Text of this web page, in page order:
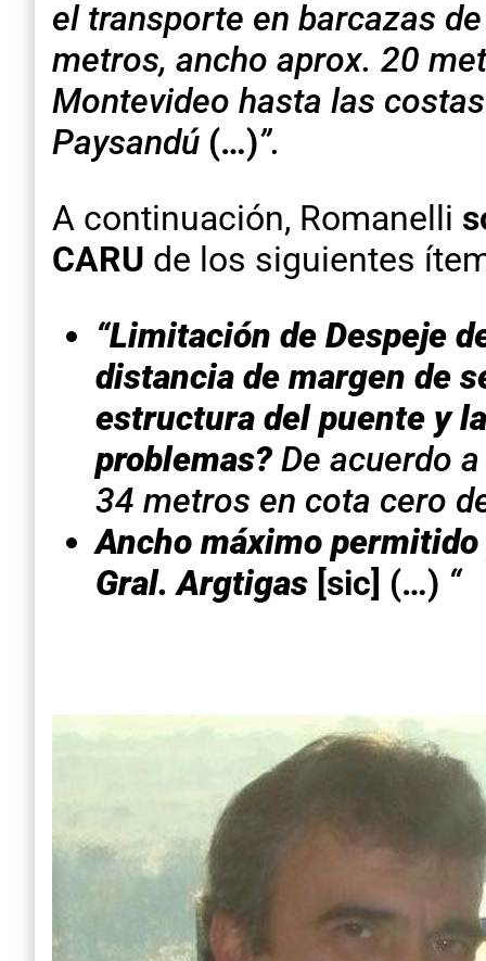
el transporte en barcazas
metros, ancho aprox. 20
Montevideo hasta las
Paysandú (…)”.
A continuación, Romanelli
CARU de los siguientes
“Limitación de Despeje
distancia de margen de
estructura del puente y
problemas? De acuerdo
34 metros en cota cero
Ancho máximo
Gral. Argtigas [sic] (…) “